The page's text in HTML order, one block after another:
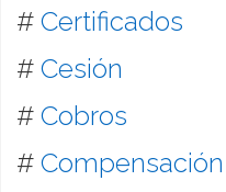
# Certificados
# Cesión
# Cobros
# Compensación